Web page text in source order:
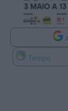
Tempo